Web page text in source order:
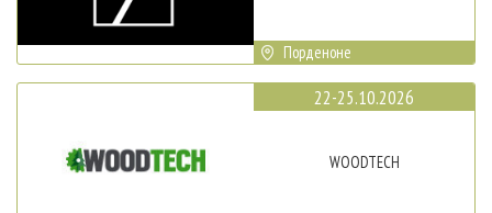
Порденоне
22-25.10.2026
WOODTECH